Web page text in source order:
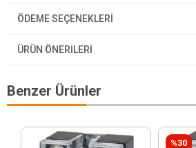
ÖDEME SEÇENEKLERI
ÜRÜN ÖNERILERI
Benzer Ürünler
%30